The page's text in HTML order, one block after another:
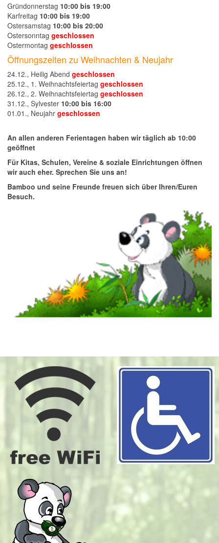
Gründonnerstag 10:00 bis 19:00
Karfreitag 10:00 bis 19:00
Ostersamstag 10:00 bis 20:00
Ostersonntag geschlossen
Ostermontag geschlossen
Öffnungszeiten zu Weihnachten & Neujahr
24.12., Heilig Abend geschlossen
25.12., 1. Weihnachtsfeiertag geschlossen
26.12., 2. Weihnachtsfeiertag geschlossen
31.12., Sylvester 10:00 bis 16:00
01.01., Neujahr geschlossen
An allen anderen Ferientagen haben wir täglich ab 10:00
geöffnet
Für Kitas, Schulen, Vereine & soziale Einrichtungen öffnen
wir auch eher. Sprechen Sie uns an!
Bamboo und seine Freunde freuen sich über Ihren/Euren
Besuch.